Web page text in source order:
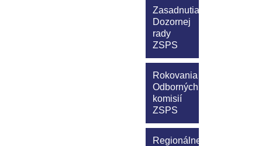
Zasadnutia
Dozornej
rady
ZSPS
Rokovania
Odborných
komisií
ZSPS
Regionálne